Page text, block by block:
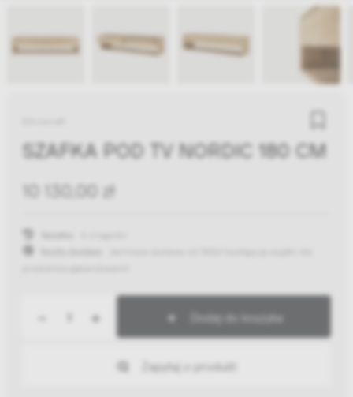
SZAFKA POD TV NORDIC 180 CM
10 130,00 zł
+ Dodaj do koszyka
Zapytaj o produkt